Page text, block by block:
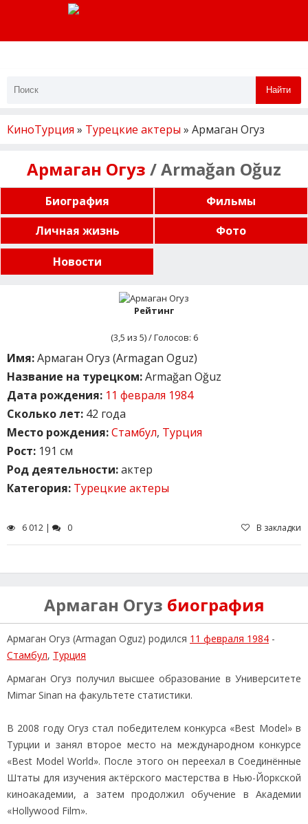
Найти
КиноТурция » Турецкие актеры » Армаган Огуз
Армаган Огуз / Armağan Oğuz
Биография
Фильмы
Личная жизнь
Фото
Новости
Рейтинг
(3,5 из 5) / Голосов: 6
Имя:Армаган Огуз (Armagan Oguz)
Название на турецком:Armağan Oğuz
Дата рождения: 11 февраля 1984
Сколько лет: 42 года
Место рождения:Стамбул, Турция
Рост: 191 см
Род деятельности:актер
Категория: Турецкие актеры
6 012 | 0 В закладки
Армаган Огуз биография
Армаган Огуз (Armagan Oguz) родился 11 февраля 1984 -
Стамбул, Турция
Армаган Огуз получил высшее образование в Университете
Mimar Sinan на факультете статистики.
В 2008 году Огуз стал победителем конкурса «Best Model» в
Турции и занял второе место на международном конкурсе
«Best Model World». После этого он переехал в Соединённые
Штаты для изучения актёрского мастерства в Нью-Йоркской
киноакадемии, а затем продолжил обучение в Академии
«Hollywood Film».